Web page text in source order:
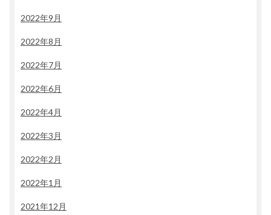
2022年9月
2022年8月
2022年7月
2022年6月
2022年4月
2022年3月
2022年2月
2022年1月
2021年12月